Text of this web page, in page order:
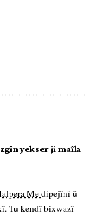
yekser ji maîla
Medipejînî û
Tu kendî bixwazî